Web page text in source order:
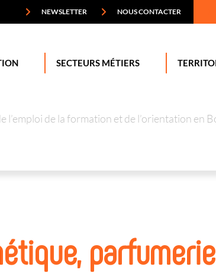
NEWSLETTER NOUS CONTACTER
SECTEURS MÉTIERS
l’emploi de la formation et de l’orientation en
parfumerie